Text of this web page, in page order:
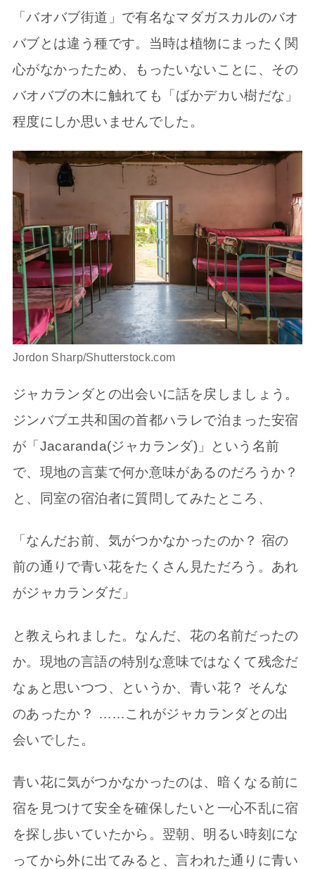
「バオバブ街道」で有名なマダガスカルのバオ
バブとは違う種です。当時は植物にまったく関
心がなかったため、もったいないことに、その
バオバブの木に触れても「ばかデカい樹だな」
程度にしか思いませんでした。
Jordon Sharp/Shutterstock.com
ジャカランダとの出会いに話を戻しましょう。
ジンバブエ共和国の首都ハラレで泊まった安宿
が「Jacaranda(ジャカランダ)」という名前
で、現地の言葉で何か意味があるのだろうか？
と、同室の宿泊者に質問してみたところ、
「なんだお前、気がつかなかったのか？ 宿の
前の通りで青い花をたくさん見ただろう。あれ
がジャカランダだ」
と教えられました。なんだ、花の名前だったの
か。現地の言語の特別な意味ではなくて残念だ
なぁと思いつつ、というか、青い花？ そんな
のあったか？ ……これがジャカランダとの出
会いでした。
青い花に気がつかなかったのは、暗くなる前に
宿を見つけて安全を確保したいと一心不乱に宿
を探し歩いていたから。翌朝、明るい時刻にな
ってから外に出てみると、言われた通りに青い